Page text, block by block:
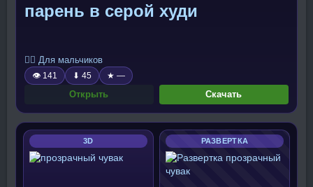
парень в серой худи
🧍‍♂️ Для мальчиков
👁 141 ⬇ 45 ★ —
Открыть Скачать
3D РАЗВЕРТКА